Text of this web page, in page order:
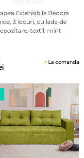
Extensibila Bedora
3 locuri, cu lada de
textil, mint
La comanda